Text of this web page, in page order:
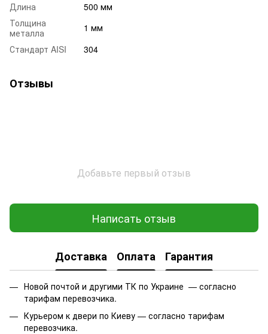
Длина
500 мм
Толщина
металла
1 мм
Стандарт AISI
304
Отзывы
Добавьте первый отзыв
Написать отзыв
Доставка Оплата Гарантия
Новой почтой и другими ТК по Украине — согласно
тарифам перевозчика.
Курьером к двери по Киеву — согласно тарифам
перевозчика.